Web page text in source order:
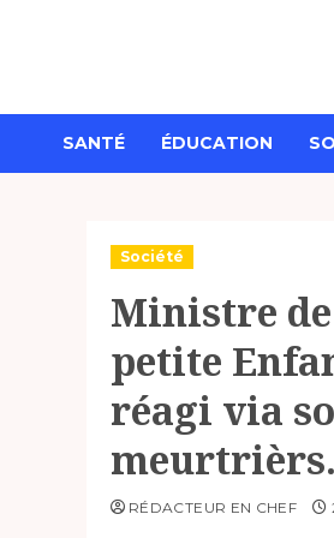
SANTÉ ÉDUCATION
Société
Ministre
petite
réagi via
meurtrièrs.
RÉDACTEUR EN CHEF